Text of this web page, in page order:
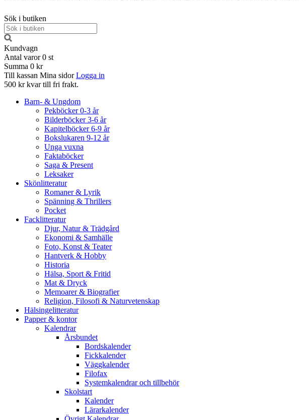
Sök i butiken
Kundvagn
Antal varor 0 st
Summa 0 kr
Till kassan Mina sidor Logga in
500 kr kvar till fri frakt.
Barn- & Ungdom
Pekböcker 0-3 år
Bilderböcker 3-6 år
Kapitelböcker 6-9 år
Bokslukaren 9-12 år
Unga vuxna
Faktaböcker
Saga & Present
Leksaker
Skönlitteratur
Romaner & Lyrik
Spänning & Thrillers
Pocket
Facklitteratur
Djur, Natur & Trädgård
Ekonomi & Samhälle
Foto, Konst & Teater
Hantverk & Hobby
Historia
Hälsa, Sport & Fritid
Mat & Dryck
Memoarer & Biografier
Religion, Filosofi & Naturvetenskap
Hälsingelitteratur
Papper & kontor
Kalendrar
Årsbundet
Bordskalender
Fickkalender
Väggkalender
Filofax
Systemkalendrar och tillbehör
Skolstart
Kalender
Lärarkalender